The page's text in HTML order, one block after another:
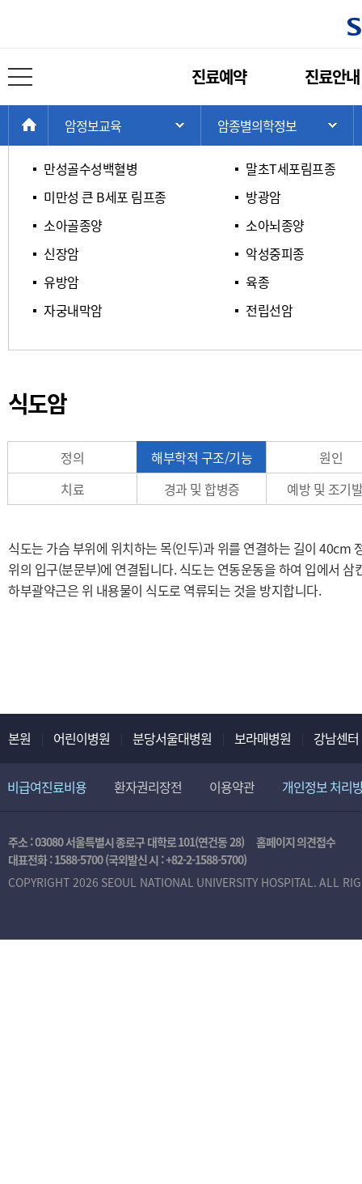
메
진료예약 진료안내
HOME
암정보교육 주 메뉴 목록 열기
암종별의학정보
ㅁ / ㅂ / ㅅ /
만성골수성백혈병
말초T세포림프종
미만성 큰 B세포 림프종
방광암
소아골종양
소아뇌종양
신장암
악성중피종
유방암
육종
자궁내막암
전립선암
식도암
정의 해부학적 구조/기능
원인
치료
경과 및 합병증 예방 및 조기
식도는 가슴 부위에 위치하는 목(인두)과 위를 연결하는 길이 40cm
위의 입구(분문부)에 연결됩니다. 식도는 연동운동을 하여 입에서
하부괄약근은 위 내용물이 식도로 역류되는 것을 방지합니다.
본원 어린이병원 분당서울대병원 보라매병원 강남센터
비급여진료비용 환자권리장전 이용약관 개인정보 처리
주소 : 03080 서울특별시 종로구 대학로 101(연건동 28)
홈페이지 의견접수
대표전화 :1588-5700(국외발신 시 :+82-2-1588-5700)
COPYRIGHT 2026 SEOUL NATIONAL UNIVERSITY HOSPITAL. ALL